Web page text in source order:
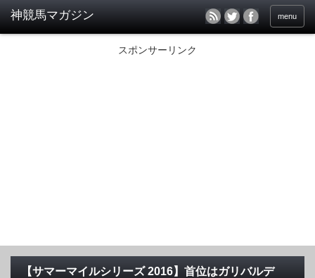
menu
スポンサーリンク
【サマーマイルシリーズ 2016】首位はガリバルデ